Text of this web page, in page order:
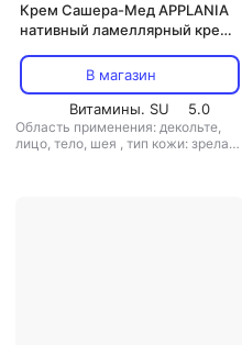
Крем Сашера-Мед APPLANIA
нативный ламеллярный крем
В магазин
Витамины. SU
5.0
Область применения: декольте,
лицо, тело, шея , тип кожи: зрелая,